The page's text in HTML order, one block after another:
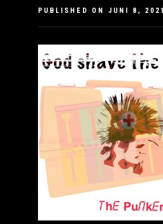
PUBLISHED ON JUNI 8, 2021